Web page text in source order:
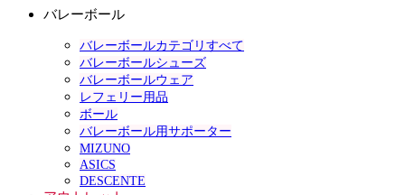
バレーボール
バレーボールカテゴリすべて
バレーボールシューズ
バレーボールウェア
レフェリー用品
ボール
バレーボール用サポーター
MIZUNO
ASICS
DESCENTE